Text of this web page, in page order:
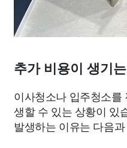
추가 비용이 생기
이사청소나 입주청소
생할 수 있는 상황이 있
발생하는 이유는 다음